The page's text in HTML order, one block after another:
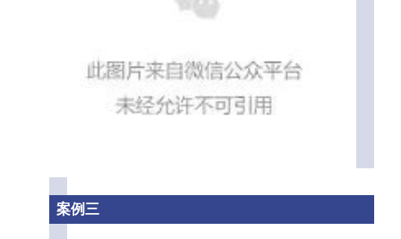
案例三